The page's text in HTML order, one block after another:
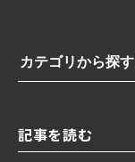
カテゴリから探す
記事を読む